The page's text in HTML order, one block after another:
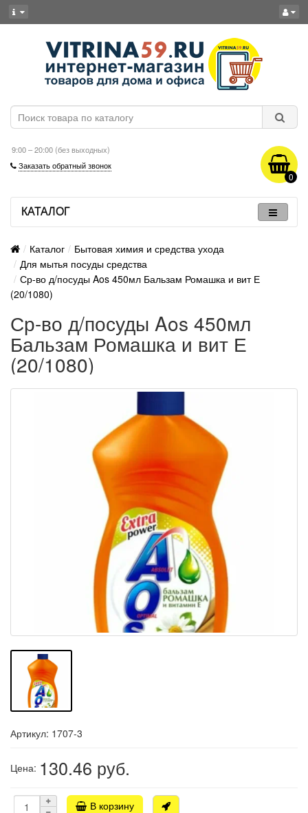
9:00 – 20:00 (без выходных)
Заказать обратный звонок
0
КАТАЛОГ
Каталог
Бытовая химия и средства ухода
Для мытья посуды средства
Ср-во д/посуды Aos 450мл Бальзам Ромашка и вит Е
(20/1080)
Ср-во д/посуды Aos 450мл
Бальзам Ромашка и вит Е
(20/1080)
Артикул: 1707-3
Цена: 130.46 руб.
В корзину